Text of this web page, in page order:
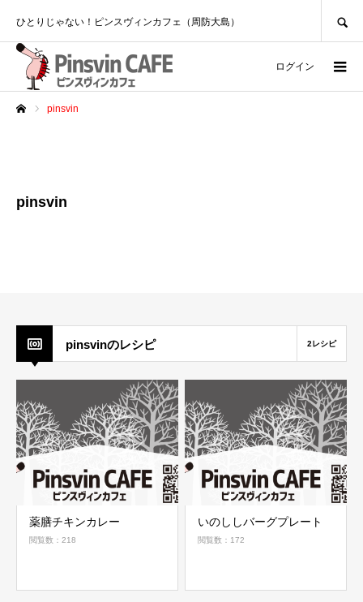
ひとりじゃない！ピンスヴィンカフェ（周防大島）
ログイン
pinsvin
pinsvin
pinsvinのレシピ 2レシピ
薬膳チキンカレー
閲覧数：218
いのししバーグプレート
閲覧数：172